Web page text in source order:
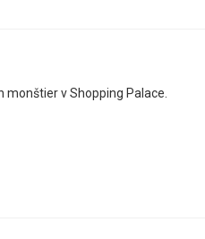
v Shopping Palace.